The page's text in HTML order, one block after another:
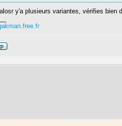
y'a plusieurs variantes, vérifies bien